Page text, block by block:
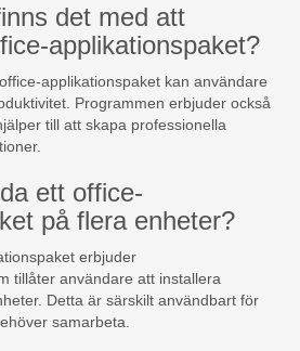
det med att
applikationspaket?
applikationspaket kan användare
Programmen erbjuder också
till att skapa professionella
ett office-
på flera enheter?
erbjuder
tillåter användare att installera
Detta är särskilt användbart för
samarbeta.